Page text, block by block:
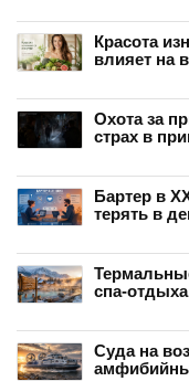
Красота
влияет на
Охота за
страх в
Бартер в
терять в
спа-отдыха
Суда на